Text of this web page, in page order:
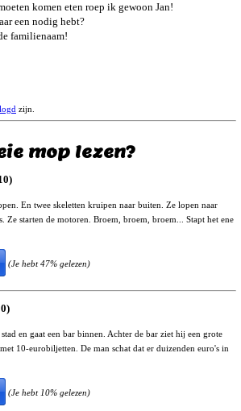
komen eten roep ik gewoon Jan!
een nodig hebt?
familienaam!
zijn.
mop lezen?
En twee skeletten kruipen naar buiten. Ze lopen naar
Ze starten de motoren. Broem, broem, broem... Stapt het ene
(Je hebt 47% gelezen)
en gaat een bar binnen. Achter de bar ziet hij een grote
10-eurobiljetten. De man schat dat er duizenden euro's in
(Je hebt 10% gelezen)